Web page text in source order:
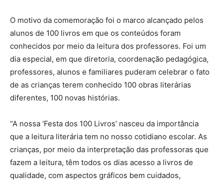
O motivo da comemoração foi o marco alcançado pelos
alunos de 100 livros em que os conteúdos foram
conhecidos por meio da leitura dos professores. Foi um
dia especial, em que diretoria, coordenação pedagógica,
professores, alunos e familiares puderam celebrar o fato
de as crianças terem conhecido 100 obras literárias
diferentes, 100 novas histórias.
“A nossa ‘Festa dos 100 Livros’ nasceu da importância
que a leitura literária tem no nosso cotidiano escolar. As
crianças, por meio da interpretação das professoras que
fazem a leitura, têm todos os dias acesso a livros de
qualidade, com aspectos gráficos bem cuidados,